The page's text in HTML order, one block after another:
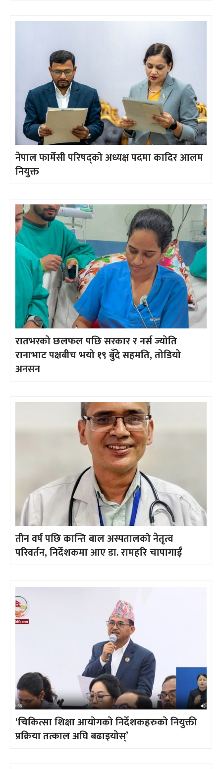
नेपाल फार्मेसी परिषद्को अध्यक्ष पदमा कादिर आलम
नियुक्त
रातभरको छलफल पछि सरकार र नर्स ज्योति
रानाभाट पक्षबीच भयो १९ बुँदे सहमति, तोडियो
अनसन
तीन वर्ष पछि कान्ति बाल अस्पतालको नेतृत्व
परिवर्तन, निर्देशकमा आए डा. रामहरि चापागाईँ
‘चिकित्सा शिक्षा आयोगको निर्देशकहरुको नियुक्ती
प्रक्रिया तत्काल अघि बढाइयोस्’